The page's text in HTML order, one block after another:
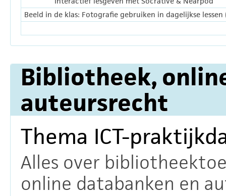
Beeld in de klas: Fotografie gebruiken in dagelijkse lessen
Bibliotheek,
auteursrecht
Thema ICT-
Alles over
online databanken en